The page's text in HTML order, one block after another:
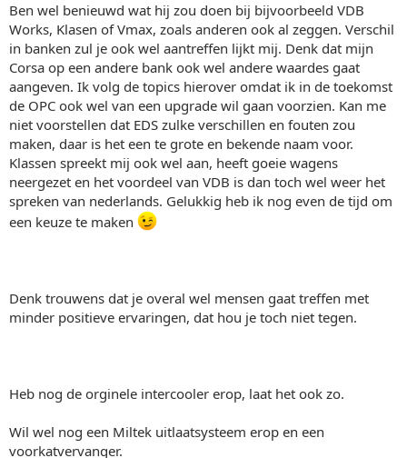
Ben wel benieuwd wat hij zou doen bij bijvoorbeeld VDB
Works, Klasen of Vmax, zoals anderen ook al zeggen. Verschil
in banken zul je ook wel aantreffen lijkt mij. Denk dat mijn
Corsa op een andere bank ook wel andere waardes gaat
aangeven. Ik volg de topics hierover omdat ik in de toekomst
de OPC ook wel van een upgrade wil gaan voorzien. Kan me
niet voorstellen dat EDS zulke verschillen en fouten zou
maken, daar is het een te grote en bekende naam voor.
Klassen spreekt mij ook wel aan, heeft goeie wagens
neergezet en het voordeel van VDB is dan toch wel weer het
spreken van nederlands. Gelukkig heb ik nog even de tijd om
een keuze te maken
Denk trouwens dat je overal wel mensen gaat treffen met
minder positieve ervaringen, dat hou je toch niet tegen.
Heb nog de orginele intercooler erop, laat het ook zo.
Wil wel nog een Miltek uitlaatsysteem erop en een
voorkatvervanger.